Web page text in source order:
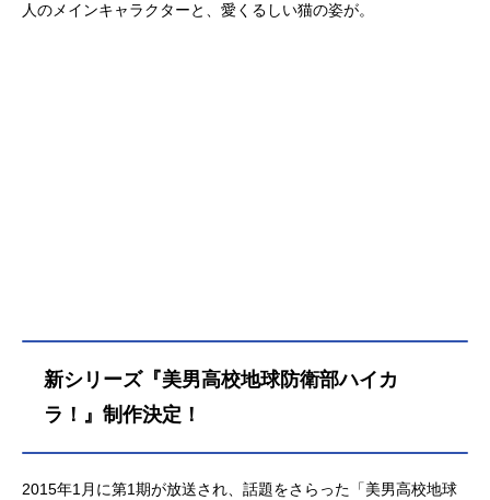
人のメインキャラクターと、愛くるしい猫の姿が。
新シリーズ『美男高校地球防衛部ハイカ
ラ！』制作決定！
2015年1月に第1期が放送され、話題をさらった「美男高校地球